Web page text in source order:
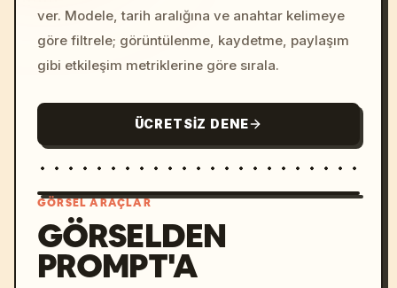
ver. Modele, tarih aralığına ve anahtar kelimeye
göre filtrele; görüntülenme, kaydetme, paylaşım
gibi etkileşim metriklerine göre sırala.
ÜCRETSIZ DENE
GÖRSEL ARAÇLAR
GÖRSELDEN
PROMPT'A